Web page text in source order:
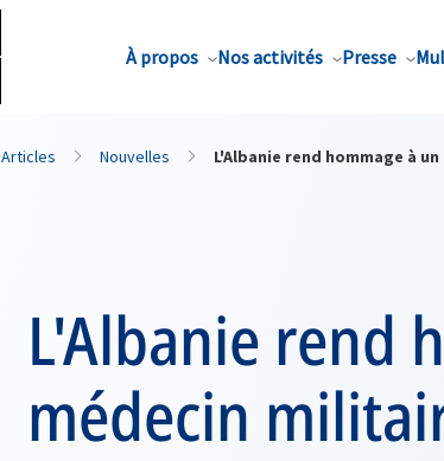
À propos Nos activités Presse
Articles Nouvelles L'Albanie rend hommage à
L'Albanie rend
médecin